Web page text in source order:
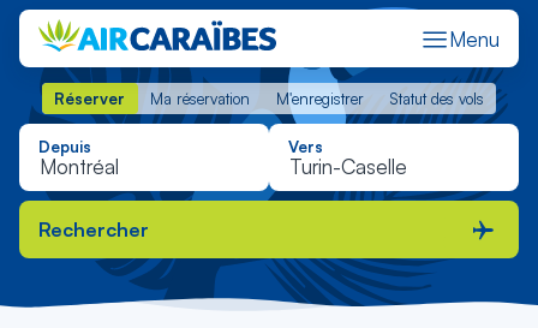
Menu
Réserver Ma réservation M'enregistrer Statut des vols
Réserver Ma réservation M'enregistrer Statut des vols
Depuis Vers
Rechercher